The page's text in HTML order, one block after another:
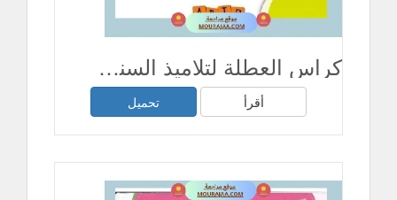
كراس العطلة لتلاميذ السنة الأولى ابتدائي
أقرأ تحميل